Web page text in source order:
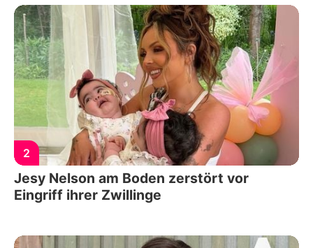
2
Jesy Nelson am Boden zerstört vor
Eingriff ihrer Zwillinge